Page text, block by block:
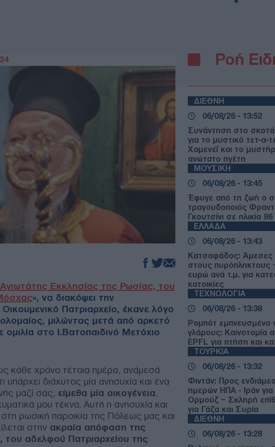
Εκκλησίας της Ρωσίας, του
», να διακόψει την
Πατριαρχείο, έκανε λόγο
μιλώντας μετά από αρκετό
στο Ι.Βατοπαιδινό Μετόχιο
κάθε χρόνο τέτοια ημέρα, ανάμεσά
διάχυτος μία ανησυχία και ένα
μαζί σας, είμεθα μία οικογένεια,
μου τέκνα. Αυτή η ανησυχία και
ρωσική παροικία της Πόλεως μας και
στην ακραία απόφαση της
του αδελφού Πατριαρχείου της
Ροή
ΔΙΕΘΝΗ
06/08/26 - 13:52
Συνάντηση στο
για το μυστικό τετ-α-
Χαμενεΐ και το
ανώτατο ηγέτη
ΜΟΥΣΙΚΗ
06/08/26 - 13:45
Έφυγε από τη ζωή ο
τραγουδοποιός
Γκουτσίνι σε ηλικία
ΕΛΛΑΔΑ
06/08/26 - 13:43
Κατσαφάδος: Άμεσες
στους πυρόπληκτους
ευρώ ανά τ.μ. για
κατοικίες
ΤΕΧΝΟΛΟΓΙΑ
06/08/26 - 13:38
Ρομπότ εμπνευσμένο
γλάρους: Καινοτομία
EPFL για πτήση και
ΤΟΥΡΚΙΑ
06/08/26 - 13:32
Φιντάν: Προς
ημερών ΗΠΑ - Ιράν
Ορμούζ – Σκληρή
για Γάζα και Συρία
ΔΙΕΘΝΗ
06/08/26 - 13:28